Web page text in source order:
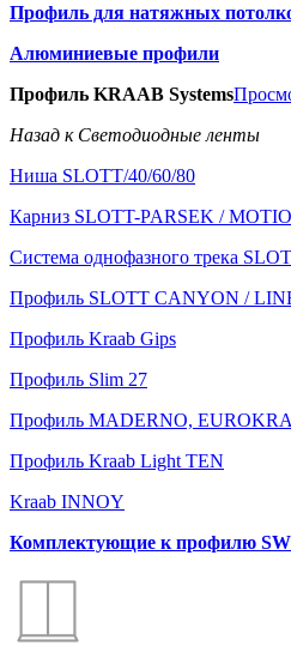
Профиль для натяжных
Алюминиевые профили
Профиль KRAAB Systems
Назад к Светодиодные ленты
Ниша SLOTT/40/60/80
Карниз SLOTT-PARSEK /
Система однофазного трека
Профиль SLOTT CANYON /
Профиль Kraab Gips
Профиль Slim 27
Профиль MADERNO,
Профиль Kraab Light TEN
Kraab INNOY
Комплектующие к профилю